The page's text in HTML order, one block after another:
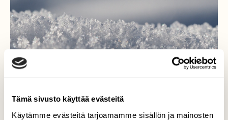
Tämä sivusto käyttää evästeitä
Käytämme evästeitä tarjoamamme sisällön ja mainosten